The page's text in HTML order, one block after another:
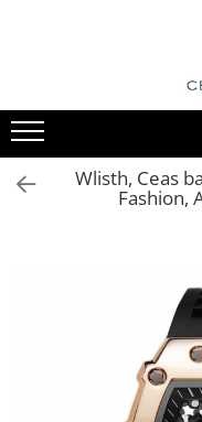
Wlisth, Ceas
Fashion,